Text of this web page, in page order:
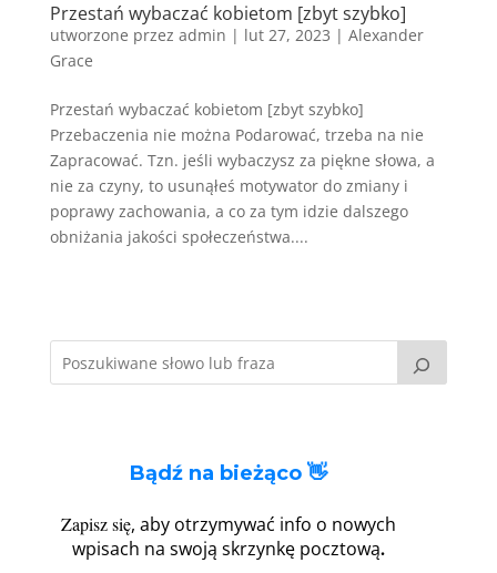
Przestań wybaczać kobietom [zbyt szybko]
utworzone przez admin | lut 27, 2023 | Alexander
Grace
Przestań wybaczać kobietom [zbyt szybko]
Przebaczenia nie można Podarować, trzeba na nie
Zapracować. Tzn. jeśli wybaczysz za piękne słowa, a
nie za czyny, to usunąłeś motywator do zmiany i
poprawy zachowania, a co za tym idzie dalszego
obniżania jakości społeczeństwa....
Bądź na bieżąco 👋
Zapisz się, aby otrzymywać info o nowych
wpisach na swoją skrzynkę pocztową.